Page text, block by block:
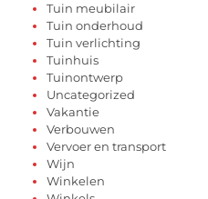
Tuin meubilair
Tuin onderhoud
Tuin verlichting
Tuinhuis
Tuinontwerp
Uncategorized
Vakantie
Verbouwen
Vervoer en transport
Wijn
Winkelen